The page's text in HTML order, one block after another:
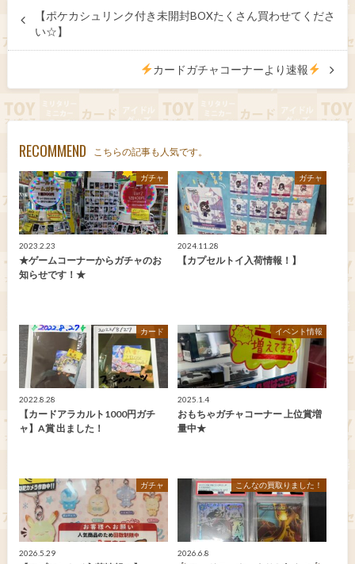
【ポケカシュリンク付き未開封BOXたくさん買わせてくださ
い☆】
カードガチャコーナーより速報
RECOMMEND こちらの記事も人気です。
ガチャ
2023.2.23
★ゲームコーナーからガチャのお
知らせです！★
ガチャ
2024.11.28
【カプセルトイ入荷情報！】
カード
2022.8.28
【カードアラカルト1000円ガチ
ャ】A賞 出ました！
イベント情報
2025.1.4
おもちゃガチャコーナー 上位賞増
量中★
ガチャ
2026.5.29
こんなの買取りました！
2026.6.8